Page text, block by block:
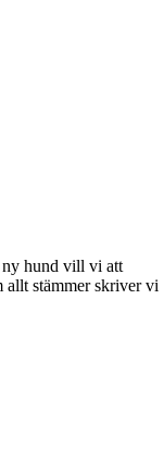
ny hund vill vi att
allt stämmer skriver vi